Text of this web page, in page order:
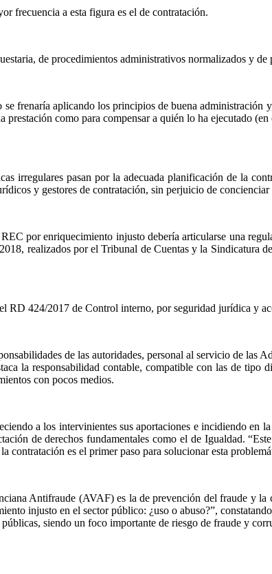
frecuencia a esta figura es el de contratación.
de procedimientos administrativos normalizados y
frenaría aplicando los principios de buena
prestación como para compensar a quién lo ha ejecutado
irregulares pasan por la adecuada planificación de la
y gestores de contratación, sin perjuicio de
por enriquecimiento injusto debería articularse una
realizados por el Tribunal de Cuentas y la Sindicatura
RD 424/2017 de Control interno, por seguridad jurídica y
de las autoridades, personal al servicio de las
la responsabilidad contable, compatible con las de
con pocos medios.
a los intervinientes sus aportaciones e incidiendo en
de derechos fundamentales como el de Igualdad.
contratación es el primer paso para solucionar esta
Antifraude (AVAF) es la de prevención del fraude y
injusto en el sector público: ¿uso o abuso?”,
siendo un foco importante de riesgo de fraude y